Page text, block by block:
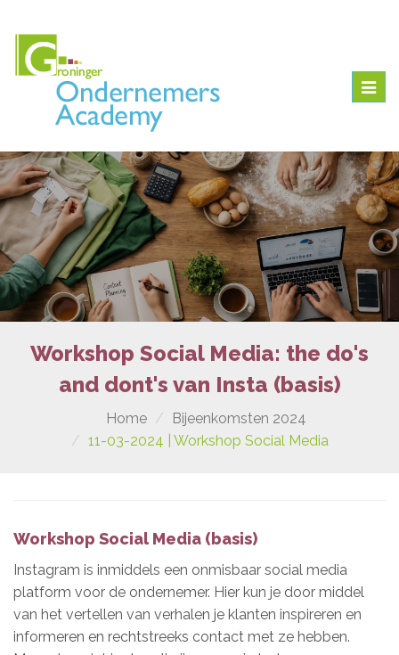
Workshop Social Media: the do's
and dont's van Insta (basis)
Home
Bijeenkomsten 2024
11-03-2024 | Workshop Social Media
Workshop Social Media (basis)
Instagram is inmiddels een onmisbaar social media
platform voor de ondernemer. Hier kun je door middel
van het vertellen van verhalen je klanten inspireren en
informeren en rechtstreeks contact met ze hebben.